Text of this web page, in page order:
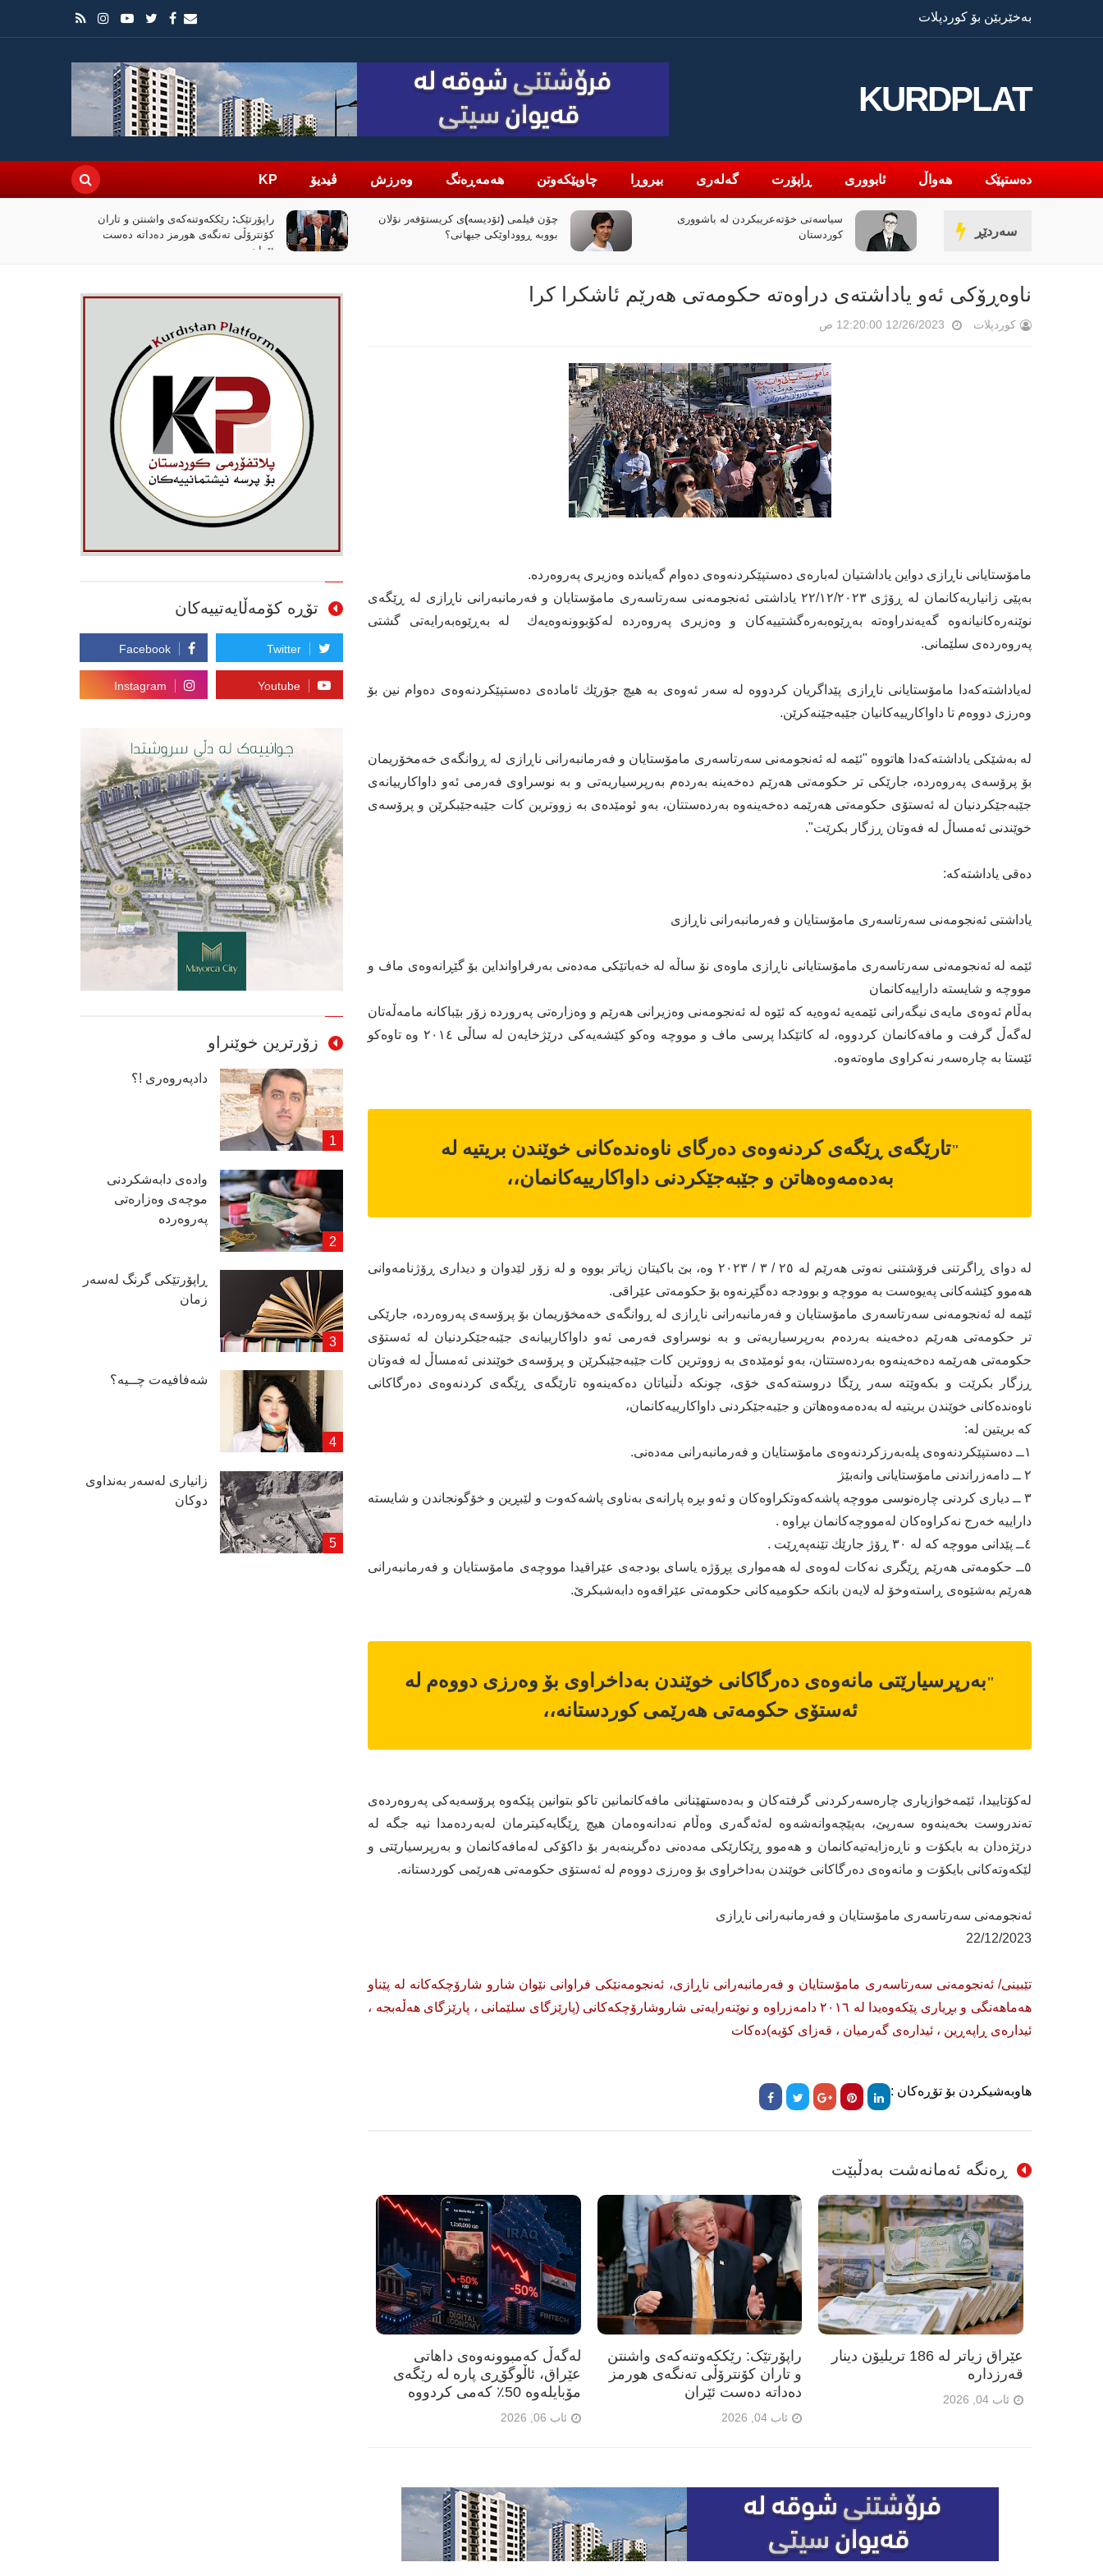
بەخێربێن بۆ کوردپلات
KURDPLAT
دەستپێک هەواڵ ئابووری ڕاپۆرت گەلەری بیروڕا چاوپێکەوتن هەمەڕەنگ وەرزش ڤیدیۆ KP
سەردێڕ
سیاسەتی خۆتەعریبکردن لە باشووری
کوردستان
چۆن فیلمی (ئۆدیسە)ی کریستۆفەر نۆلان
بووبە ڕووداوێکی جیهانی؟
راپۆرتێک: رێککەوتنەکەی واشنتن و تاران
کۆنترۆڵی تەنگەی هورمز دەداتە دەست
ئێران
ناوەڕۆکی ئەو یاداشتەی دراوەتە حکومەتی هەرێم ئاشکرا کرا
کوردپلات 12/26/2023 12:20:00 ص
مامۆستایانی ناڕازی دواین یاداشتیان لەبارەی دەستپێكردنەوەی دەوام گەیاندە وەزیری پەروەردە.
بەپێی زانیاریەکانمان لە ڕۆژی ٢٢/١٢/٢٠٢٣ یاداشتی ئەنجومەنی سەرتاسەری مامۆستایان و فەرمانبەرانی ناڕازی لە ڕێگەی
نوێنەرەكانیانەوە گەیەندراوەتە بەڕێوەبەرەگشتییەكان و وەزیری پەروەردە لەكۆبوونەوەیەك لە بەڕێوەبەرایەتی گشتی
پەروەردەی سلێمانی.
لەیاداشتەكەدا مامۆستایانی ناڕازی پێداگریان كردووە لە سەر ئەوەی بە هیچ جۆرێك ئامادەی دەستپێكردنەوەی دەوام نین بۆ
وەرزی دووەم تا داواكارییەكانیان جێبەجێنەكرێن.
لە بەشێكی یاداشتەكەدا هاتووە "ئێمە لە ئەنجومەنی سەرتاسەری مامۆستایان و فەرمانبەرانی ناڕازی له ڕوانگەی خەمخۆریمان
بۆ پرۆسەی پەروەردە، جارێكی تر حكومەتی هەرێم دەخەینە بەردەم بەرپرسیاریەتی و بە نوسراوی فەرمی ئەو داواكارییانەی
جێبەجێكردنیان لە ئەستۆی حكومەتی هەرێمە دەخەینەوە بەردەستتان، بەو ئومێدەی بە زووترین كات جێبەجێبكرێن و پرۆسەی
خوێندنی ئەمساڵ لە فەوتان ڕزگار بكرێت".
دەقی یاداشتەكە:
یاداشتی ئەنجومەنی سەرتاسەری مامۆستایان و فەرمانبەرانی ناڕازی
ئێمە لە ئەنجومەنی سەرتاسەری مامۆستایانی ناڕازی ماوەی نۆ ساڵە لە خەباتێكی مەدەنی بەرفراوانداین بۆ گێڕانەوەی ماف و
مووچە و شایستە داراییەكانمان
بەڵام ئەوەی مایەی نیگەرانی ئێمەیە ئەوەیە كە ئێوە لە ئەنجومەنی وەزیرانی هەرێم و وەزارەتی پەروردە زۆر بێباكانە مامەڵەتان
لەگەڵ گرفت و مافەكانمان كردووە، لە كاتێكدا پرسی ماف و مووچە وەكو كێشەیەكی درێژخایەن لە ساڵی ٢٠١٤ وە تاوەكو
ئێستا بە چارەسەر نەكراوی ماوەتەوە.
"تارێگەی ڕێگەی كردنەوەی دەرگای ناوەندەكانی خوێندن بریتیە لە
بەدەمەوەهاتن و جێبەجێكردنی داواكارییەكانمان،،
لە دوای ڕاگرتنی فرۆشتنی نەوتی هەرێم له ٢٥ / ٣ / ٢٠٢٣ وە، بێ باكیتان زیاتر بووە و لە زۆر لێدوان و دیداری ڕۆژنامەوانی
هەموو كێشەكانی پەیوەست بە مووچە و بوودجە دەگێڕنەوە بۆ حكومەتی عێراقی.
ئێمە لە ئەنجومەنی سەرتاسەری مامۆستایان و فەرمانبەرانی ناڕازی له ڕوانگەی خەمخۆریمان بۆ پرۆسەی پەروەردە، جارێكی
تر حكومەتی هەرێم دەخەینە بەردەم بەرپرسیاریەتی و بە نوسراوی فەرمی ئەو داواكارییانەی جێبەجێكردنیان لە ئەستۆی
حكومەتی هەرێمە دەخەینەوە بەردەستتان، بەو ئومێدەی بە زووترین كات جێبەجێبكرێن و پرۆسەی خوێندنی ئەمساڵ لە فەوتان
ڕزگار بكرێت و بكەوێتە سەر ڕێگا دروستەكەی خۆی، چونكه دڵنیاتان دەكەینەوە تارێگەی ڕێگەی كردنەوەی دەرگاكانی
ناوەندەكانی خوێندن بریتیە لە بەدەمەوەهاتن و جێبەجێكردنی داواكارییەكانمان،
كە بریتین لە:
١ــ دەستپێكردنەوەی پلەبەرزكردنەوەی مامۆستایان و فەرمانبەرانی مەدەنی.
٢ ــ دامەزراندنی مامۆستایانی وانەبێژ
٣ ــ دیاری كردنی چارەنوسی مووچە پاشەكەوتكراوەكان و ئەو بڕە پارانەی بەناوی پاشەكەوت و لێبڕین و خۆگونجاندن و شایستە
داراییە خەرج نەكراوەكان لەمووچەكانمان بڕاوە .
٤ــ پێدانی مووچە كە له ٣٠ ڕۆژ جارێك تێنەپەڕێت .
٥ــ حكومەتی هەرێم ڕێگری نەكات لەوەی لە هەمواری پڕۆژە یاسای بودجەی عێراقیدا مووچەی مامۆستایان و فەرمانبەرانی
هەرێم بەشێوەی ڕاستەوخۆ لە لایەن بانكە حكومیەكانی حكومەتی عێراقەوە دابەشبكرێ.
"بەرپرسیارێتی مانەوەی دەرگاكانی خوێندن بەداخراوی بۆ وەرزی دووەم لە
ئەستۆی حكومەتی هەرێمی كوردستانە،،
لەكۆتاییدا، ئێمەخوازیاری چارەسەركردنی گرفتەكان و بەدەستهێنانی مافەكانمانین تاكو بتوانین پێكەوە پرۆسەیەكی پەروەردەی
تەندروست بخەینەوە سەرپێ، بەپێچەوانەشەوە لەئەگەری وەڵام نەدانەوەمان هیچ ڕێگایەكیترمان لەبەردەمدا نیە جگە لە
درێژەدان بە بایكۆت و ناڕەزایەتیەكانمان و هەموو ڕێكارێكی مەدەنی دەگرینەبەر بۆ داكۆكی لەمافەكانمان و بەرپرسیارێتی و
لێكەوتەكانی بایكۆت و مانەوەی دەرگاكانی خوێندن بەداخراوی بۆ وەرزی دووەم لە ئەستۆی حكومەتی هەرێمی كوردستانە.
ئەنجومەنی سەرتاسەری مامۆستایان و فەرمانبەرانی ناڕازی
22/12/2023
تێبینی/ ئەنجومەنی سەرتاسەری مامۆستایان و فەرمانبەرانی ناڕازی، ئەنجومەنێكی فراوانی نێوان شارو شارۆچكەكانە لە پێناو
هەماهەنگی و بڕیاری پێكەوەیدا لە ٢٠١٦ دامەزراوە و نوێنەرایەتی شاروشارۆچكەكانی (پارێزگای سلێمانی ، پارێزگای هەڵەبجە ،
ئیدارەی ڕاپەڕین ، ئیدارەی گەرمیان ، قەزای كۆیە)دەكات
هاوبەشیکردن بۆ تۆڕەکان :
ڕەنگە ئەمانەشت بەدڵبێت
لەگەڵ کەمبوونەوەی داهاتی
عێراق، ئاڵوگۆڕی پارە لە رێگەی
مۆبایلەوە 50٪ کەمی کردووە
ئاب 06, 2026
راپۆرتێک: رێککەوتنەکەی واشنتن
و تاران کۆنترۆڵی تەنگەی هورمز
دەداتە دەست ئێران
ئاب 04, 2026
عێراق زیاتر لە 186 تریلیۆن دینار
قەرزدارە
ئاب 04, 2026
تۆڕە کۆمەڵایەتییەکان
زۆرترین خوێنراو
دادپەروەری !؟
وادەی دابەشكردنی
موچەی وەزارەتی
پەروەردە
ڕاپۆرتێكی گرنگ لەسەر
زمان
شەفافیەت چــیە؟
زانیاری لەسەر بەنداوی
دوكان